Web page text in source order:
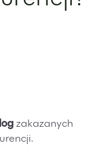
nieuczciwej
zakazanych